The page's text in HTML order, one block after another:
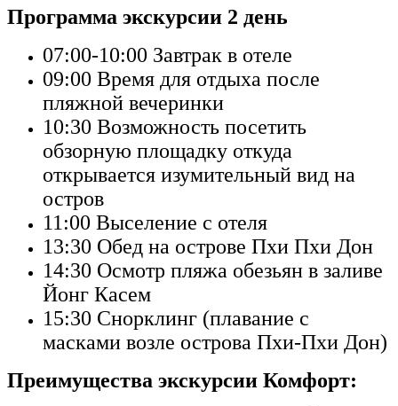
Программа экскурсии 2 день
07:00-10:00 Завтрак в отеле
09:00 Время для отдыха после
пляжной вечеринки
10:30 Возможность посетить
обзорную площадку откуда
открывается изумительный вид на
остров
11:00 Выселение с отеля
13:30 Обед на острове Пхи Пхи Дон
14:30 Осмотр пляжа обезьян в заливе
Йонг Касем
15:30 Снорклинг (плавание с
масками возле острова Пхи-Пхи Дон)
Преимущества экскурсии Комфорт: